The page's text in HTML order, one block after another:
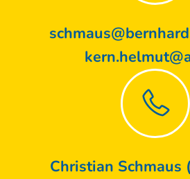
Christian Schmaus